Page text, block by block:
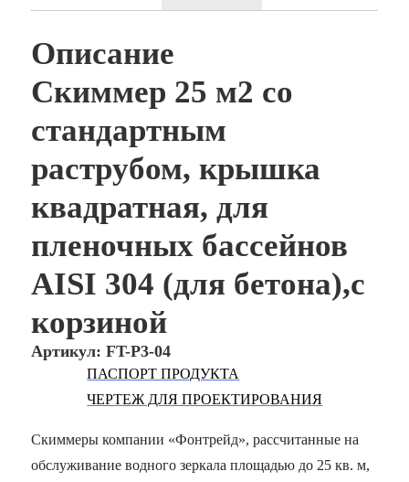
Описание
Скиммер 25 м2 со
стандартным
раструбом, крышка
квадратная, для
пленочных бассейнов
AISI 304 (для бетона),с
корзиной
Артикул: FT-P3-04
ПАСПОРТ ПРОДУКТА
ЧЕРТЕЖ ДЛЯ ПРОЕКТИРОВАНИЯ
Скиммеры компании «Фонтрейд», рассчитанные на
обслуживание водного зеркала площадью до 25 кв. м,